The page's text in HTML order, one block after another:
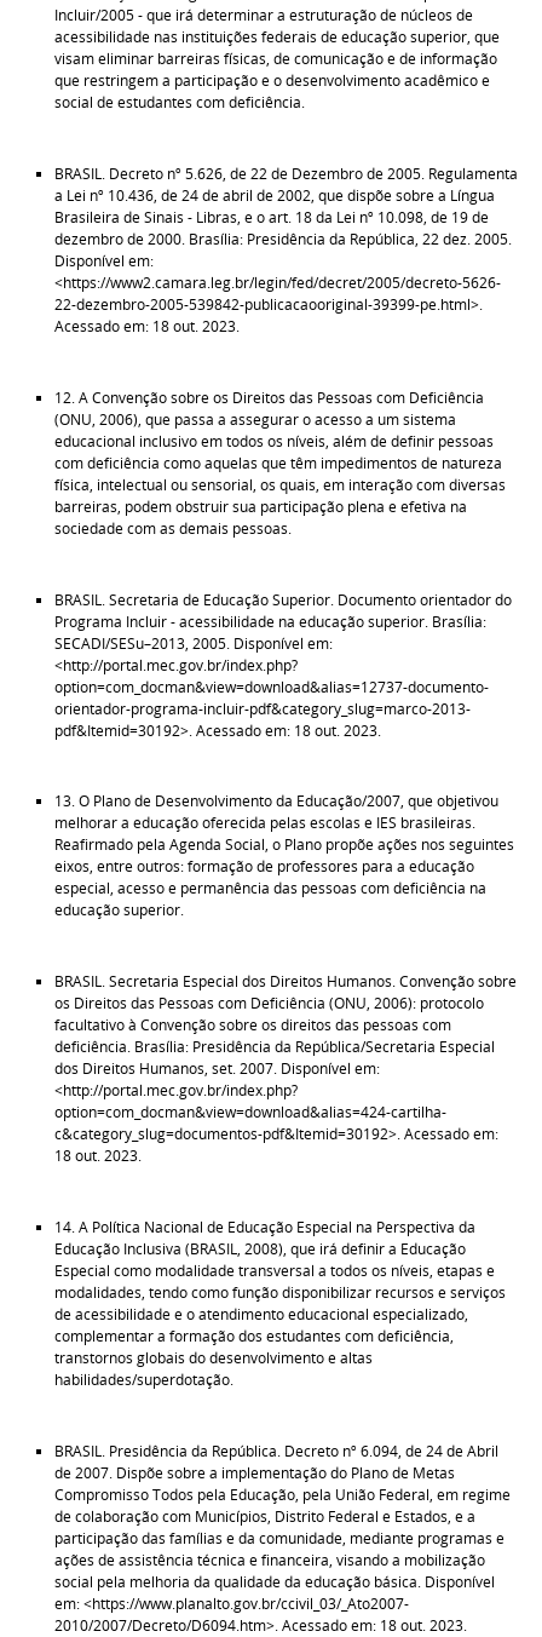
Incluir/2005 - que irá determinar a estruturação de núcleos de
acessibilidade nas instituições federais de educação superior, que
visam eliminar barreiras físicas, de comunicação e de informação
que restringem a participação e o desenvolvimento acadêmico e
social de estudantes com deficiência.
BRASIL. Decreto nº 5.626, de 22 de Dezembro de 2005. Regulamenta
a Lei nº 10.436, de 24 de abril de 2002, que dispõe sobre a Língua
Brasileira de Sinais - Libras, e o art. 18 da Lei nº 10.098, de 19 de
dezembro de 2000. Brasília: Presidência da República, 22 dez. 2005.
Disponível em:
<https://www2.camara.leg.br/legin/fed/decret/2005/decreto-5626-
22-dezembro-2005-539842-publicacaooriginal-39399-pe.html>.
Acessado em: 18 out. 2023.
12. A Convenção sobre os Direitos das Pessoas com Deficiência
(ONU, 2006), que passa a assegurar o acesso a um sistema
educacional inclusivo em todos os níveis, além de definir pessoas
com deficiência como aquelas que têm impedimentos de natureza
física, intelectual ou sensorial, os quais, em interação com diversas
barreiras, podem obstruir sua participação plena e efetiva na
sociedade com as demais pessoas.
BRASIL. Secretaria de Educação Superior. Documento orientador do
Programa Incluir - acessibilidade na educação superior. Brasília:
SECADI/SESu–2013, 2005. Disponível em:
<http://portal.mec.gov.br/index.php?
option=com_docman&view=download&alias=12737-documento-
orientador-programa-incluir-pdf&category_slug=marco-2013-
pdf&Itemid=30192>. Acessado em: 18 out. 2023.
13. O Plano de Desenvolvimento da Educação/2007, que objetivou
melhorar a educação oferecida pelas escolas e IES brasileiras.
Reafirmado pela Agenda Social, o Plano propõe ações nos seguintes
eixos, entre outros: formação de professores para a educação
especial, acesso e permanência das pessoas com deficiência na
educação superior.
BRASIL. Secretaria Especial dos Direitos Humanos. Convenção sobre
os Direitos das Pessoas com Deficiência (ONU, 2006): protocolo
facultativo à Convenção sobre os direitos das pessoas com
deficiência. Brasília: Presidência da República/Secretaria Especial
dos Direitos Humanos, set. 2007. Disponível em:
<http://portal.mec.gov.br/index.php?
option=com_docman&view=download&alias=424-cartilha-
c&category_slug=documentos-pdf&Itemid=30192>. Acessado em:
18 out. 2023.
14. A Política Nacional de Educação Especial na Perspectiva da
Educação Inclusiva (BRASIL, 2008), que irá definir a Educação
Especial como modalidade transversal a todos os níveis, etapas e
modalidades, tendo como função disponibilizar recursos e serviços
de acessibilidade e o atendimento educacional especializado,
complementar a formação dos estudantes com deficiência,
transtornos globais do desenvolvimento e altas
habilidades/superdotação.
BRASIL. Presidência da República. Decreto nº 6.094, de 24 de Abril
de 2007. Dispõe sobre a implementação do Plano de Metas
Compromisso Todos pela Educação, pela União Federal, em regime
de colaboração com Municípios, Distrito Federal e Estados, e a
participação das famílias e da comunidade, mediante programas e
ações de assistência técnica e financeira, visando a mobilização
social pela melhoria da qualidade da educação básica. Disponível
em: <https://www.planalto.gov.br/ccivil_03/_Ato2007-
2010/2007/Decreto/D6094.htm>. Acessado em: 18 out. 2023.